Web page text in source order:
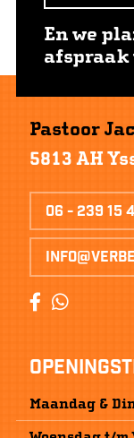
En we
afspraak
Pastoor
5813 AH
06 - 239 15
Maandag &